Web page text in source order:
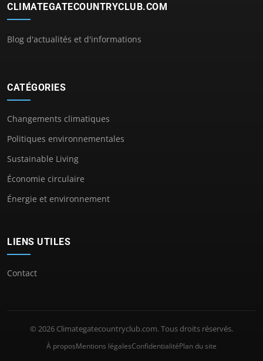
CLIMATEGATECOUNTRYCLUB.COM
Blog d'actualités et d'informations
CATÉGORIES
Changements climatiques
Politiques environnementales
Sustainable Living
Économie circulaire
Énergie et environnement
LIENS UTILES
Contact
© 2026 Climategatecountryclub.com. Tous droits réservés.
À proposMentions légalesConfidentialitéPlan du site